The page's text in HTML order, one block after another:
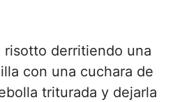
risotto derritiendo una
con una cuchara de
triturada y dejarla